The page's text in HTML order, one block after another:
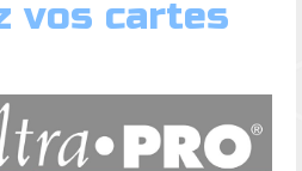
vos cartes